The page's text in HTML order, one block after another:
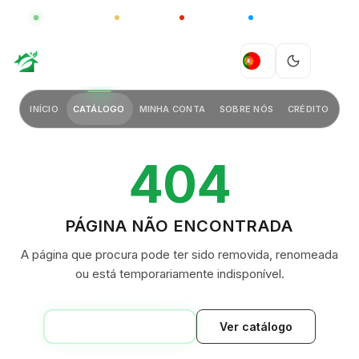
GLOBAL CHINA
PT
INÍCIO CATÁLOGO MINHA CONTA SOBRE NÓS CRÉDITO
404
PÁGINA NÃO ENCONTRADA
A página que procura pode ter sido removida, renomeada
ou está temporariamente indisponível.
Ver catálogo